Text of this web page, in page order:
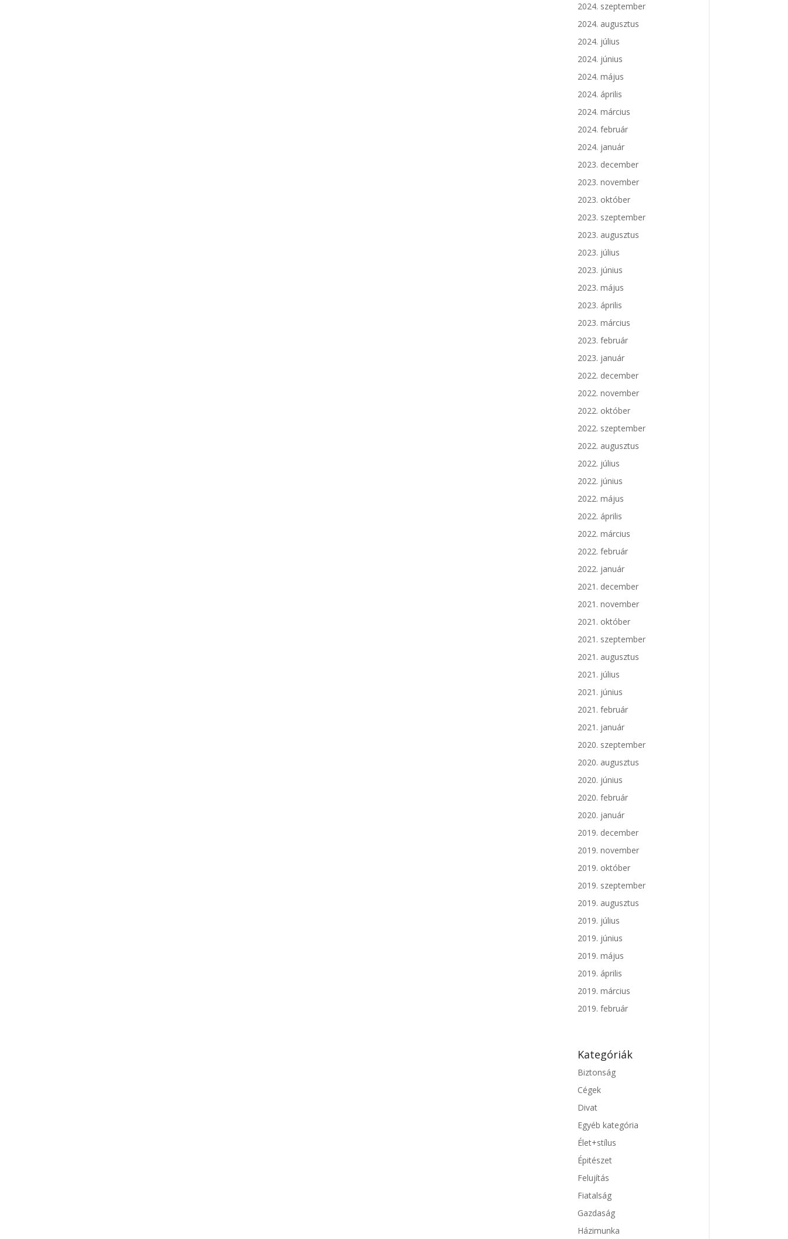
2024. szeptember
2024. augusztus
2024. július
2024. június
2024. május
2024. április
2024. március
2024. február
2024. január
2023. december
2023. november
2023. október
2023. szeptember
2023. augusztus
2023. július
2023. június
2023. május
2023. április
2023. március
2023. február
2023. január
2022. december
2022. november
2022. október
2022. szeptember
2022. augusztus
2022. július
2022. június
2022. május
2022. április
2022. március
2022. február
2022. január
2021. december
2021. november
2021. október
2021. szeptember
2021. augusztus
2021. július
2021. június
2021. február
2021. január
2020. szeptember
2020. augusztus
2020. június
2020. február
2020. január
2019. december
2019. november
2019. október
2019. szeptember
2019. augusztus
2019. július
2019. június
2019. május
2019. április
2019. március
2019. február
Kategóriák
Biztonság
Cégek
Divat
Egyéb kategória
Élet+stílus
Épitészet
Felujítás
Fiatalság
Gazdaság
Házimunka